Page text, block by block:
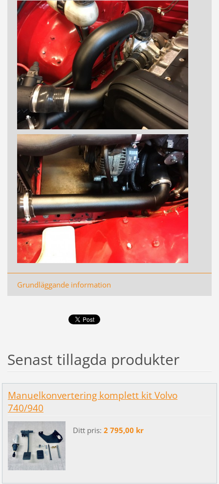
Grundläggande information
Senast tillagda produkter
Manuelkonvertering komplett kit Volvo
740/940
Ditt pris: 2 795,00 kr